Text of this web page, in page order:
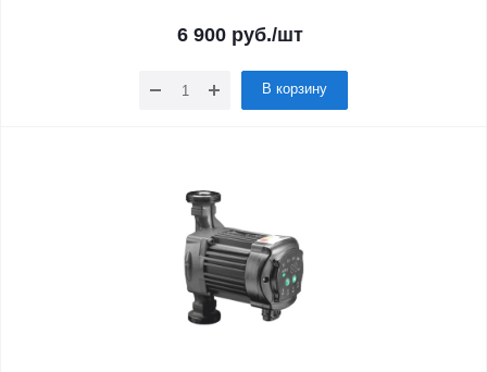
6 900руб./шт
В корзину